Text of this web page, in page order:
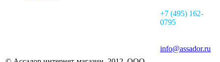
+7 (495) 162-
0795
info@assador.ru